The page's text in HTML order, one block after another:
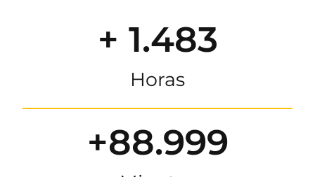
+ 1.483
Horas
+88.999